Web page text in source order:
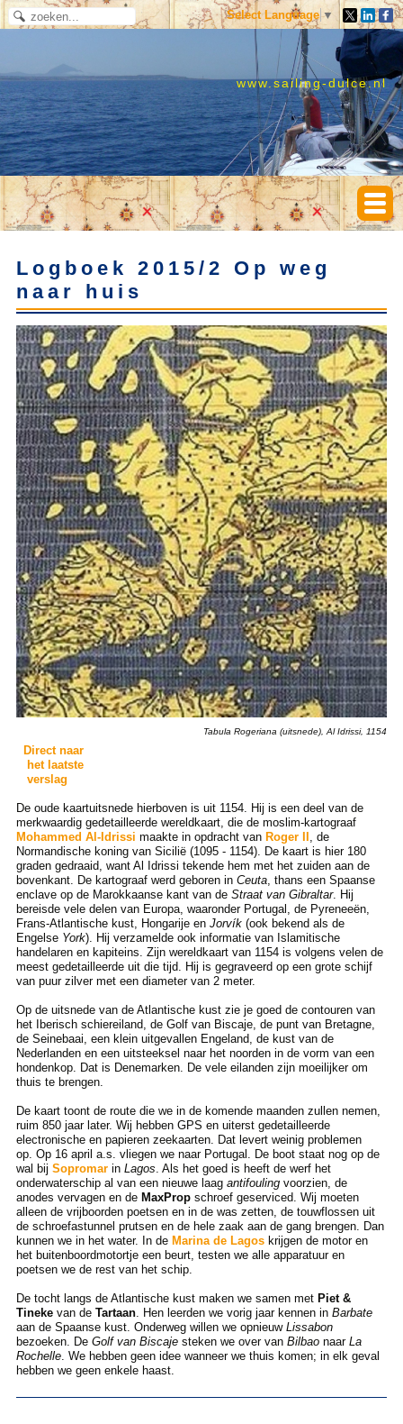
Select Language ▼
www.sailing-dulce.nl
Logboek 2015/2 Op weg
naar huis
Tabula Rogeriana (uitsnede), Al Idrissi, 1154
Direct naar
het laatste
verslag
De oude kaartuitsnede hierboven is uit 1154. Hij is een deel van de
merkwaardig gedetailleerde wereldkaart, die de moslim-kartograaf
Mohammed Al-Idrissi maakte in opdracht van Roger II , de
Normandische koning van Sicilië (1095 - 1154). De kaart is hier 180
graden gedraaid, want Al Idrissi tekende hem met het zuiden aan de
bovenkant. De kartograaf werd geboren in Ceuta, thans een Spaanse
enclave op de Marokkaanse kant van de Straat van Gibraltar. Hij
bereisde vele delen van Europa, waaronder Portugal, de Pyreneeën,
Frans-Atlantische kust, Hongarije en Jorvík(ook bekend als de
Engelse York). Hij verzamelde ook informatie van Islamitische
handelaren en kapiteins. Zijn wereldkaart van 1154 is volgens velen de
meest gedetailleerde uit die tijd. Hij is gegraveerd op een grote schijf
van puur zilver met een diameter van 2 meter.
Op de uitsnede van de Atlantische kust zie je goed de contouren van
het Iberisch schiereiland, de Golf van Biscaje, de punt van Bretagne,
de Seinebaai, een klein uitgevallen Engeland, de kust van de
Nederlanden en een uitsteeksel naar het noorden in de vorm van een
hondenkop. Dat is Denemarken. De vele eilanden zijn moeilijker om
thuis te brengen.
De kaart toont de route die we in de komende maanden zullen nemen,
ruim 850 jaar later. Wij hebben GPS en uiterst gedetailleerde
electronische en papieren zeekaarten. Dat levert weinig problemen
op. Op 16 april a.s. vliegen we naar Portugal. De boot staat nog op de
wal bij Sopromarin Lagos. Als het goed is heeft de werf het
onderwaterschip al van een nieuwe laag antifoulingvoorzien, de
anodes vervagen en de MaxPropschroef geserviced. Wij moeten
alleen de vrijboorden poetsen en in de was zetten, de touwflossen uit
de schroefastunnel prutsen en de hele zaak aan de gang brengen. Dan
kunnen we in het water. In de Marina de Lagoskrijgen de motor en
het buitenboordmotortje een beurt, testen we alle apparatuur en
poetsen we de rest van het schip.
De tocht langs de Atlantische kust maken we samen met Piet &
Tinekevan de Tartaan. Hen leerden we vorig jaar kennen in Barbate
aan de Spaanse kust. Onderweg willen we opnieuw Lissabon
bezoeken. De Golf van Biscajesteken we over van Bilbaonaar La
Rochelle. We hebben geen idee wanneer we thuis komen; in elk geval
hebben we geen enkele haast.